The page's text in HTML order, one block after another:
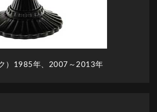
）1985年、2007～2013年